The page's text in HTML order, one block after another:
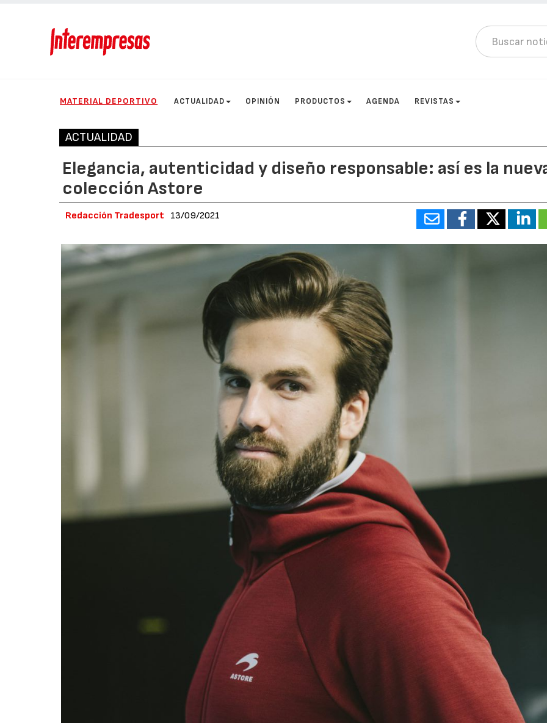
MATERIAL DEPORTIVO ACTUALIDAD OPINIÓN PRODUCTOS AGENDA REVISTAS
ACTUALIDAD
Elegancia, autenticidad y diseño responsable: así es la
colección Astore
Redacción Tradesport 13/09/2021